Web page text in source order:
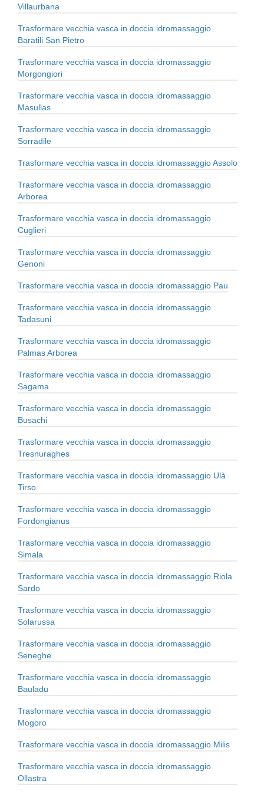
Villaurbana
Trasformare vecchia vasca in doccia idromassaggio
Baratili San Pietro
Trasformare vecchia vasca in doccia idromassaggio
Morgongiori
Trasformare vecchia vasca in doccia idromassaggio
Masullas
Trasformare vecchia vasca in doccia idromassaggio
Sorradile
Trasformare vecchia vasca in doccia idromassaggio Assolo
Trasformare vecchia vasca in doccia idromassaggio
Arborea
Trasformare vecchia vasca in doccia idromassaggio
Cuglieri
Trasformare vecchia vasca in doccia idromassaggio
Genoni
Trasformare vecchia vasca in doccia idromassaggio Pau
Trasformare vecchia vasca in doccia idromassaggio
Tadasuni
Trasformare vecchia vasca in doccia idromassaggio
Palmas Arborea
Trasformare vecchia vasca in doccia idromassaggio
Sagama
Trasformare vecchia vasca in doccia idromassaggio
Busachi
Trasformare vecchia vasca in doccia idromassaggio
Tresnuraghes
Trasformare vecchia vasca in doccia idromassaggio Ulà
Tirso
Trasformare vecchia vasca in doccia idromassaggio
Fordongianus
Trasformare vecchia vasca in doccia idromassaggio
Simala
Trasformare vecchia vasca in doccia idromassaggio Riola
Sardo
Trasformare vecchia vasca in doccia idromassaggio
Solarussa
Trasformare vecchia vasca in doccia idromassaggio
Seneghe
Trasformare vecchia vasca in doccia idromassaggio
Bauladu
Trasformare vecchia vasca in doccia idromassaggio
Mogoro
Trasformare vecchia vasca in doccia idromassaggio Milis
Trasformare vecchia vasca in doccia idromassaggio
Ollastra